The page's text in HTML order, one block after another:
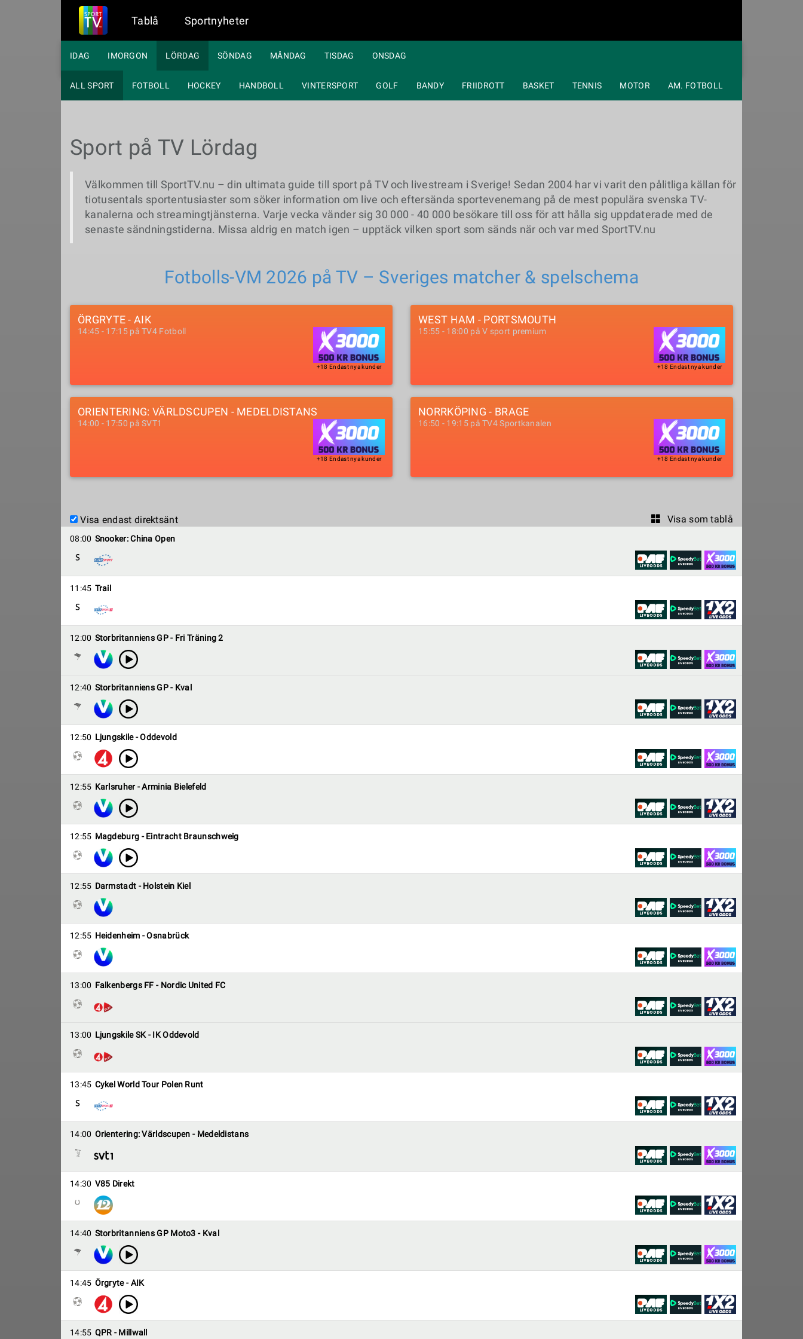
Tablå Sportnyheter
IDAG IMORGON LÖRDAG SÖNDAG MÅNDAG TISDAG ONSDAG
ALL SPORT FOTBOLL HOCKEY HANDBOLL VINTERSPORT GOLF BANDY FRIIDROTT BASKET TENNIS MOTOR AM. FOTBOLL
Sport på TV Lördag
Välkommen till SportTV.nu – din ultimata guide till sport på TV och livestream i Sverige! Sedan 2004 har vi varit den pålitliga källan för
tiotusentals sportentusiaster som söker information om live och eftersända sportevenemang på de mest populära svenska TV-
kanalerna och streamingtjänsterna. Varje vecka vänder sig 30 000 - 40 000 besökare till oss för att hålla sig uppdaterade med de
senaste sändningstiderna. Missa aldrig en match igen – upptäck vilken sport som sänds när och var med SportTV.nu
Fotbolls-VM 2026 på TV – Sveriges matcher & spelschema
ÖRGRYTE - AIK
14:45 - 17:15 på TV4 Fotboll
+18 Endast nya kunder
WEST HAM - PORTSMOUTH
15:55 - 18:00 på V sport premium
+18 Endast nya kunder
ORIENTERING: VÄRLDSCUPEN - MEDELDISTANS
14:00 - 17:50 på SVT1
+18 Endast nya kunder
NORRKÖPING - BRAGE
16:50 - 19:15 på TV4 Sportkanalen
+18 Endast nya kunder
Visa endast direktsänt Visa som tablå
08:00 Snooker: China Open
11:45 Trail
12:00 Storbritanniens GP - Fri Träning 2
12:40 Storbritanniens GP - Kval
12:50 Ljungskile - Oddevold
12:55 Karlsruher - Arminia Bielefeld
12:55 Magdeburg - Eintracht Braunschweig
12:55 Darmstadt - Holstein Kiel
12:55 Heidenheim - Osnabrück
13:00 Falkenbergs FF - Nordic United FC
13:00 Ljungskile SK - IK Oddevold
13:45 Cykel World Tour Polen Runt
14:00 Orientering: Världscupen - Medeldistans
14:30 V85 Direkt
14:40 Storbritanniens GP Moto3 - Kval
14:45 Örgryte - AIK
14:55 QPR - Millwall